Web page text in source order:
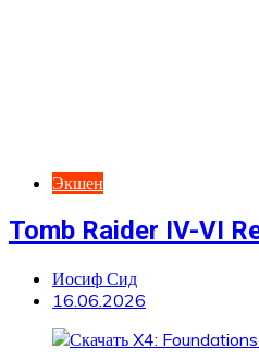
Экшен
Tomb Raider IV-VI
Иосиф Сид
16.06.2026